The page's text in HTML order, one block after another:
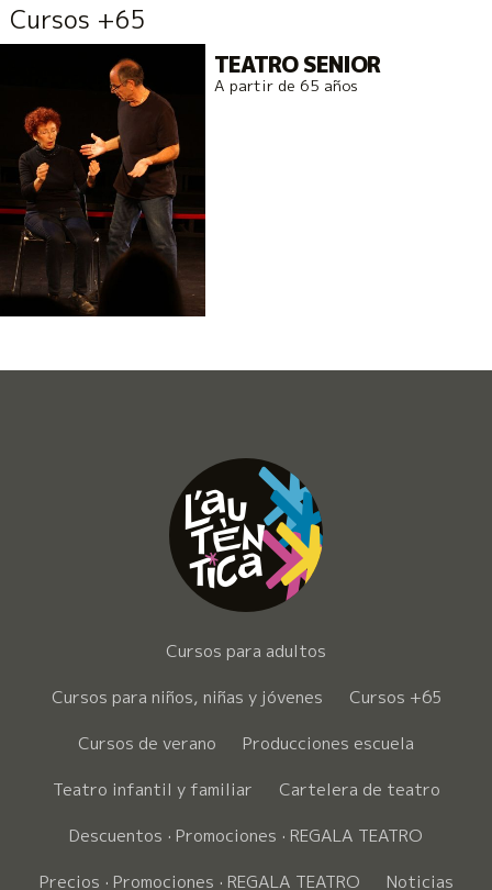
Cursos +65
TEATRO SENIOR
A partir de 65 años
Cursos para adultos
Cursos para niños, niñas y jóvenes
Cursos +65
Cursos de verano
Producciones escuela
Teatro infantil y familiar
Cartelera de teatro
Descuentos · Promociones · REGALA TEATRO
Precios · Promociones · REGALA TEATRO
Noticias